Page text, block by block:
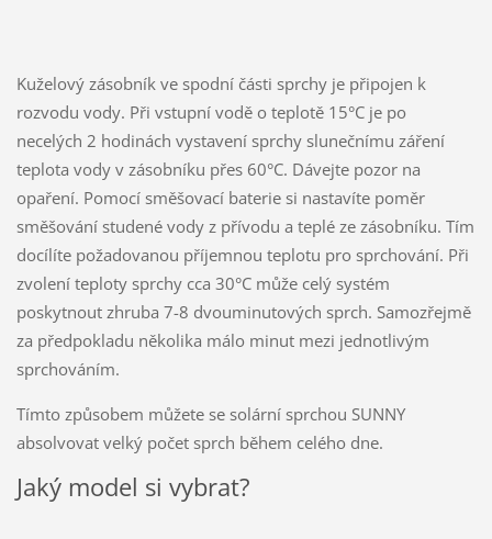
Kuželový zásobník ve spodní části sprchy je připojen k
rozvodu vody. Při vstupní vodě o teplotě 15°C je po
necelých 2 hodinách vystavení sprchy slunečnímu záření
teplota vody v zásobníku přes 60°C. Dávejte pozor na
opaření. Pomocí směšovací baterie si nastavíte poměr
směšování studené vody z přívodu a teplé ze zásobníku. Tím
docílíte požadovanou příjemnou teplotu pro sprchování. Při
zvolení teploty sprchy cca 30°C může celý systém
poskytnout zhruba 7-8 dvouminutových sprch. Samozřejmě
za předpokladu několika málo minut mezi jednotlivým
sprchováním.
Tímto způsobem můžete se solární sprchou SUNNY
absolvovat velký počet sprch během celého dne.
Jaký model si vybrat?